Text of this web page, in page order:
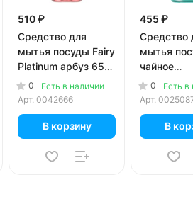
510 ₽
Средство для
мытья посуды Fairy
Platinum арбуз 650
мл0
Есть в наличии
Арт. 0042666
В корзину
455 ₽
Средство
мытья
чайное
мл
0
Есть в
Арт.
В